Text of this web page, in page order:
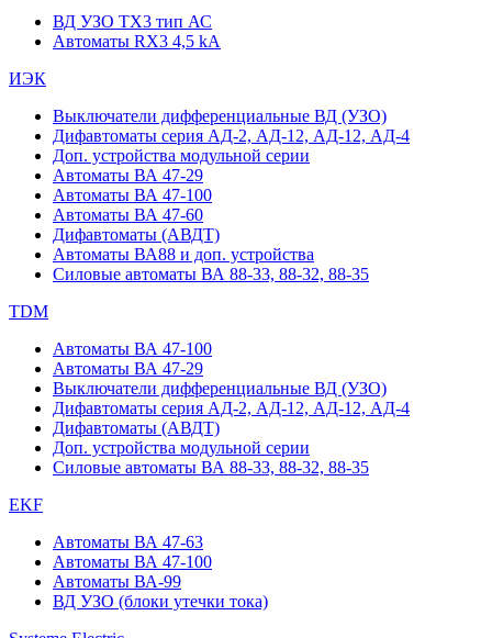
ВД УЗО TX3 тип АС
Автоматы RX3 4,5 kA
ИЭК
Выключатели дифференциальные ВД (УЗО)
Дифавтоматы серия АД-2, АД-12, АД-12, АД-4
Доп. устройства модульной серии
Автоматы ВА 47-29
Автоматы ВА 47-100
Автоматы ВА 47-60
Дифавтоматы (АВДТ)
Автоматы ВА88 и доп. устройства
Силовые автоматы ВА 88-33, 88-32, 88-35
TDM
Автоматы ВА 47-100
Автоматы ВА 47-29
Выключатели дифференциальные ВД (УЗО)
Дифавтоматы серия АД-2, АД-12, АД-12, АД-4
Дифавтоматы (АВДТ)
Доп. устройства модульной серии
Силовые автоматы ВА 88-33, 88-32, 88-35
EKF
Автоматы ВА 47-63
Автоматы ВА 47-100
Автоматы ВА-99
ВД УЗО (блоки утечки тока)